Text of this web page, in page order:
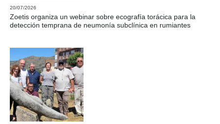
20/07/2026
Zoetis organiza un webinar sobre ecografía torácica para la
detección temprana de neumonía subclínica en rumiantes